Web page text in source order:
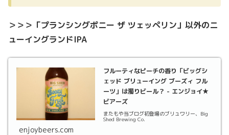
＞＞＞「プランシングポニー ザ ツェッペリン」以外のニ
ューイングランドIPA
フルーティなピーチの香り「ビッグシ
ェッド ブリューイング ブーズィ フル
ーツ」は濁りビール？ - エンジョイ★
ビアーズ
またもや当ブログ初登場のブリュワリー、Big
Shed Brewing Co.
enjoybeers.com